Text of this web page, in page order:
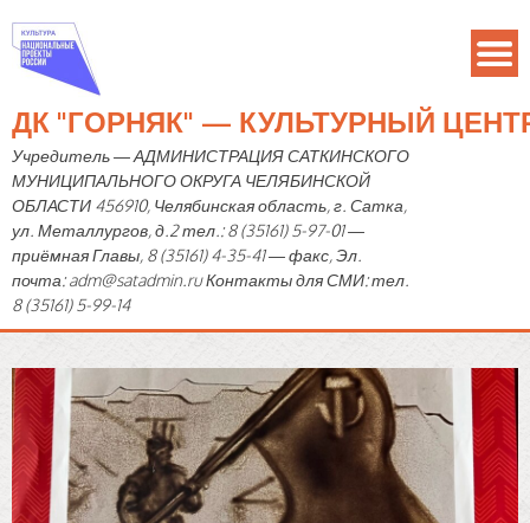
ДК "ГОРНЯК" — КУЛЬТУРНЫЙ
Учредитель — АДМИНИСТРАЦИЯ САТКИНСКОГО
МУНИЦИПАЛЬНОГО ОКРУГА ЧЕЛЯБИНСКОЙ
ОБЛАСТИ 456910, Челябинская область, г. Сатка,
ул. Металлургов, д.2 тел.: 8 (35161) 5-97-01 —
приёмная Главы, 8 (35161) 4-35-41 — факс, Эл.
почта: adm@satadmin.ru Контакты для СМИ: тел.
8 (35161) 5-99-14